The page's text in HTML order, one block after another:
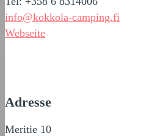
info@kokkola-camping.fi
Webseite
Adresse
Meritie 10